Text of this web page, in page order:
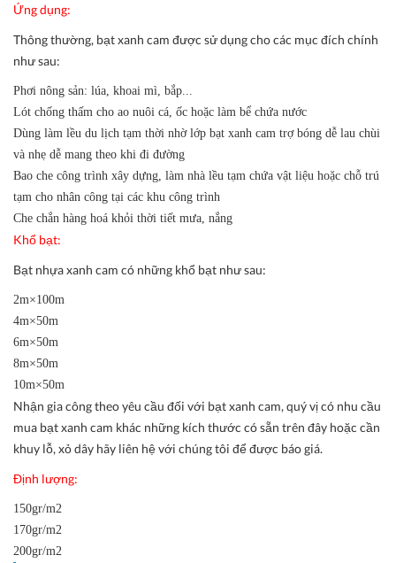
Ứng dụng:
Thông thường, bạt xanh cam được sử dụng cho các mục đích chính
như sau:
Phơi nông sản: lúa, khoai mì, bắp...
Lót chống thấm cho ao nuôi cá, ốc hoặc làm bể chứa nước
Dùng làm lều du lịch tạm thời nhờ lớp bạt xanh cam trợ bóng dễ lau chùi
và nhẹ dễ mang theo khi đi đường
Bao che công trình xây dựng, làm nhà lều tạm chứa vật liệu hoặc chỗ trú
tạm cho nhân công tại các khu công trình
Che chắn hàng hoá khỏi thời tiết mưa, nắng
Khổ bạt:
Bạt nhựa xanh cam có những khổ bạt như sau:
2m×100m
4m×50m
6m×50m
8m×50m
10m×50m
Nhận gia công theo yêu cầu đối với bạt xanh cam, quý vị có nhu cầu
mua bạt xanh cam khác những kích thước có sẵn trên đây hoặc cần
khuy lỗ, xỏ dây hãy liên hệ với chúng tôi để được báo giá.
Định lượng:
150gr/m2
170gr/m2
200gr/m2